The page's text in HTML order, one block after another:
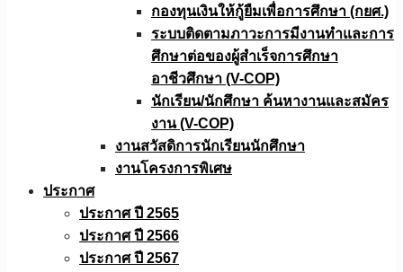
กองทุนเงินให้กู้ยืมเพื่อการศึกษา (กยศ.)
ระบบติดตามภาวะการมีงานทำและการ
ศึกษาต่อของผู้สำเร็จการศึกษา
อาชีวศึกษา (V-COP)
นักเรียน/นักศึกษา ค้นหางานและสมัคร
งาน (V-COP)
งานสวัสดิการนักเรียนนักศึกษา
งานโครงการพิเศษ
ประกาศ
ประกาศ ปี 2565
ประกาศ ปี 2566
ประกาศ ปี 2567